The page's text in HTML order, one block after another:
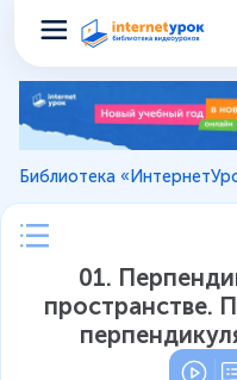
Библиотека
01.
пространстве.